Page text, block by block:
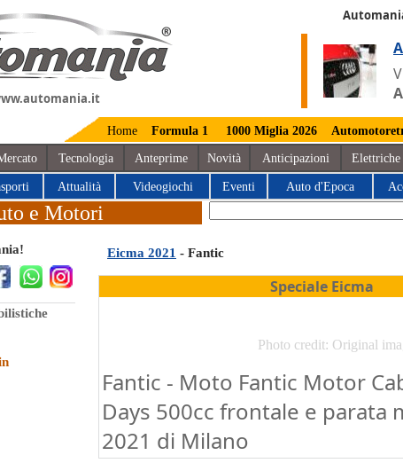
Home Formula 1 1000 Miglia 2026
Tecnologia Anteprime Novità Anticipazioni Elettriche
Attualità Videogiochi Eventi Auto d'Epoca
e Motori
Eicma 2021 - Fantic
Speciale Eicma
Photo credit: Original
Fantic - Moto Fantic Motor
Days 500cc frontale e parata
2021 di Milano